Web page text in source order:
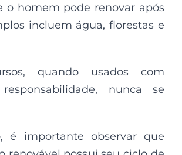
o homem pode renovar após
incluem água, florestas e
quando usados com
nunca se
é importante observar que